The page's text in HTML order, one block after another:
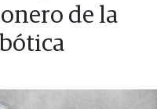
de la